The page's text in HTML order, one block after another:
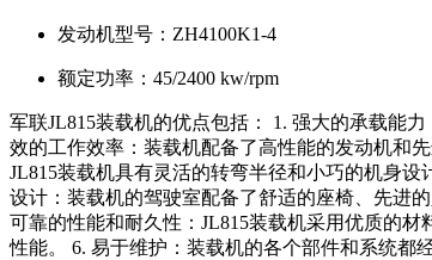
发动机型号： ZH4100K1-4
额定功率： 45/2400 kw/rpm
军联JL815装载机的优点包括： 1. 强大的承载能
效的工作效率：装载机配备了高性能的发动机和
JL815装载机具有灵活的转弯半径和小巧的机身
设计：装载机的驾驶室配备了舒适的座椅、先进
可靠的性能和耐久性：JL815装载机采用优质的
性能。 6. 易于维护：装载机的各个部件和系统都